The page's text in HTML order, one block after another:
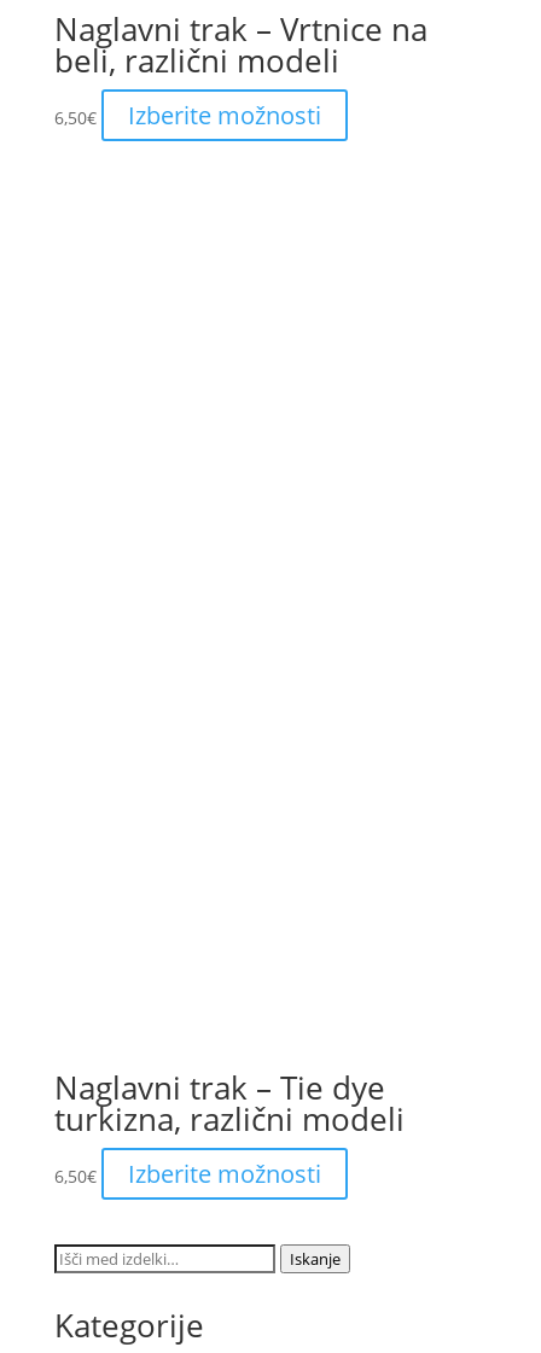
Naglavni trak – Vrtnice na
beli, različni modeli
6,50€ Izberite možnosti
product
Naglavni trak – Tie dye
turkizna, različni modeli
6,50€ Izberite možnosti
product
multiple
variants.
Išči: Iskanje
Kategorije